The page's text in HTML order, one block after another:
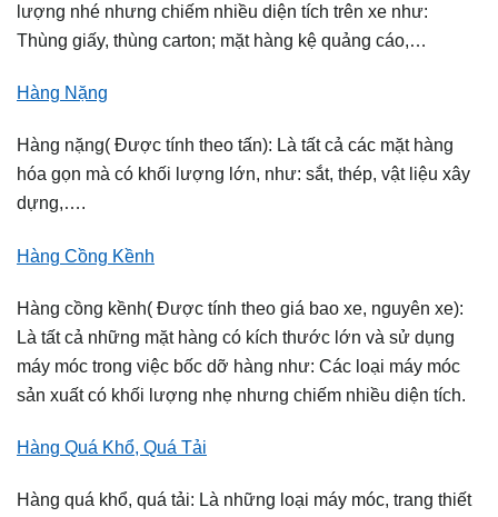
lượng nhé nhưng chiếm nhiều diện tích trên xe như:
Thùng giấy, thùng carton; mặt hàng kệ quảng cáo,…
Hàng Nặng
Hàng nặng( Được tính theo tấn): Là tất cả các mặt hàng
hóa gọn mà có khối lượng lớn, như: sắt, thép, vật liệu xây
dựng,….
Hàng Cồng Kềnh
Hàng cồng kềnh( Được tính theo giá bao xe, nguyên xe):
Là tất cả những mặt hàng có kích thước lớn và sử dụng
máy móc trong việc bốc dỡ hàng như: Các loại máy móc
sản xuất có khối lượng nhẹ nhưng chiếm nhiều diện tích.
Hàng Quá Khổ, Quá Tải
Hàng quá khổ, quá tải: Là những loại máy móc, trang thiết